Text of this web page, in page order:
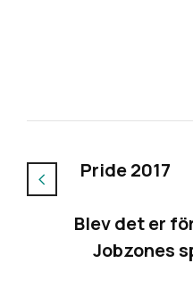
Pride 2017
Blev det er
Jobzones